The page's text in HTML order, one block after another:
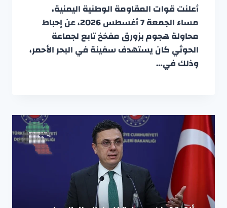
أعلنت قوات المقاومة الوطنية اليمنية،
مساء الجمعة 7 أغسطس 2026، عن إحباط
محاولة هجوم بزورق مفخخ تابع لجماعة
الحوثي كان يستهدف سفينة في البحر الأحمر،
وذلك في…